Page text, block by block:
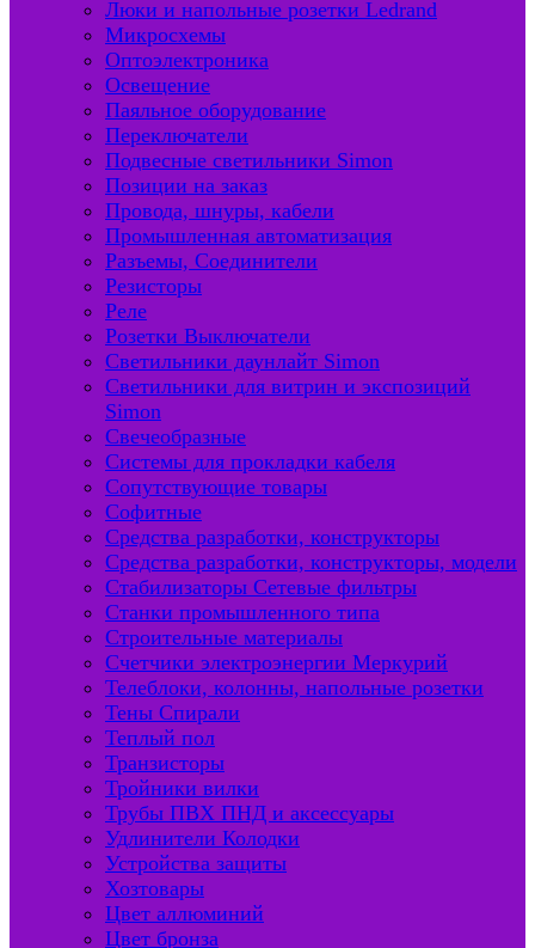
Люки и напольные розетки Ledrand
Микросхемы
Оптоэлектроника
Освещение
Паяльное оборудование
Переключатели
Подвесные светильники Simon
Позиции на заказ
Провода, шнуры, кабели
Промышленная автоматизация
Разъемы, Соединители
Резисторы
Реле
Розетки Выключатели
Светильники даунлайт Simon
Светильники для витрин и экспозиций
Simon
Свечеобразные
Системы для прокладки кабеля
Сопутствующие товары
Софитные
Средства разработки, конструкторы
Средства разработки, конструкторы, модели
Стабилизаторы Сетевые фильтры
Станки промышленного типа
Строительные материалы
Счетчики электроэнергии Меркурий
Телеблоки, колонны, напольные розетки
Тены Спирали
Теплый пол
Транзисторы
Тройники вилки
Трубы ПВХ ПНД и аксессуары
Удлинители Колодки
Устройства защиты
Хозтовары
Цвет аллюминий
Цвет бронза